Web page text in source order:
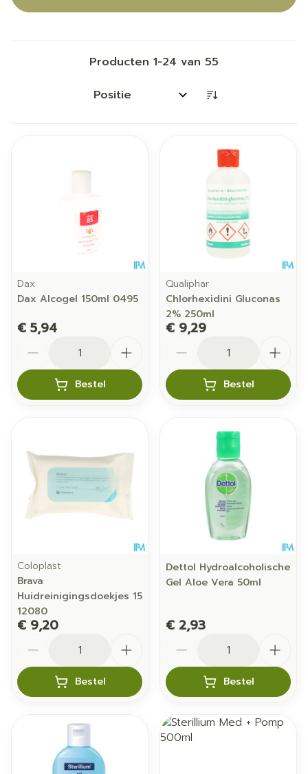
Producten 1-24 van 55
Sorteer op:
Dax
Dax Alcogel 150ml 0495
€ 5,94
Bestel
Qualiphar
Chlorhexidini Gluconas
2% 250ml
€ 9,29
Bestel
Coloplast
Brava
Huidreinigingsdoekjes 15
12080
€ 9,20
Bestel
Dettol Hydroalcoholische
Gel Aloe Vera 50ml
€ 2,93
Bestel